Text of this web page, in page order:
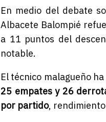
En medio del debate
Albacete Balompié
a 11 puntos del
notable.
El técnico malagueño
25 empates y 26
por partido,